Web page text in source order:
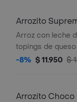
Arrozito
Arroz con leche
topings de
condensada
-8% $ 11.950 $
Arrozíto Choco